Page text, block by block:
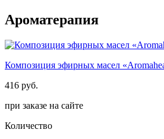
Ароматерапия
Композиция эфирных масел
416 руб.
при заказе на сайте
Количество